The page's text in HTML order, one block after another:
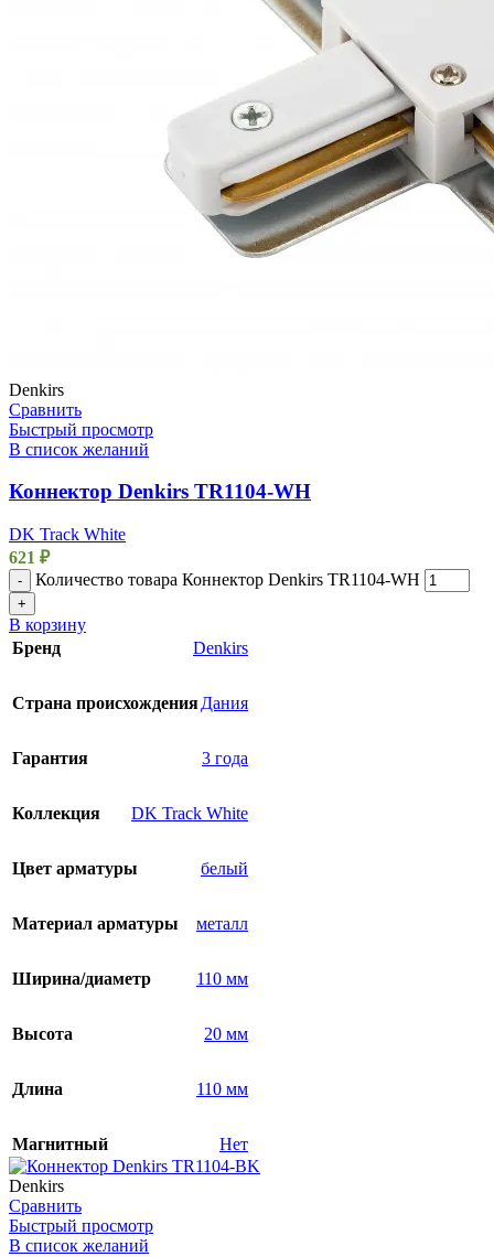
Denkirs
Сравнить
Быстрый просмотр
В список желаний
Коннектор Denkirs TR1104-WH
DK Track White
621 ₽
- Количество товара Коннектор Denkirs TR1104-WH
+
В корзину
Бренд
Denkirs
Страна происхожденияДания
Гарантия 3 года
Коллекция DK Track White
Цвет арматуры белый
Материал арматуры металл
Ширина/диаметр 110 мм
Высота 20 мм
Длина 110 мм
Магнитный Нет
Denkirs
Сравнить
Быстрый просмотр
В список желаний